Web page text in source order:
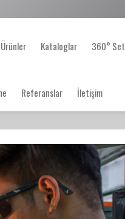
Ürünler Kataloglar 360° Set
Referanslar İletişim